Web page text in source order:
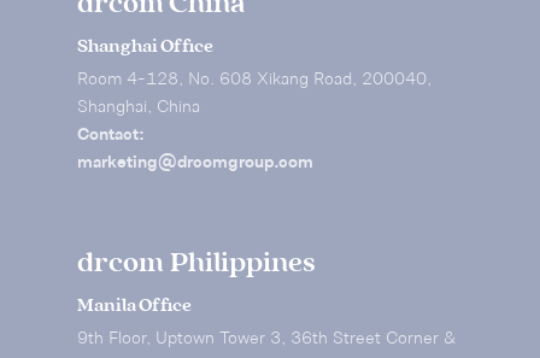
Shanghai Office
Room 4-128, No. 608 Xikang Road, 200040,
Shanghai, China
Contact:
marketing@drcomgroup.com
drcom Philippines
Manila Office
9th Floor, Uptown Tower 3, 36th Street Corner &